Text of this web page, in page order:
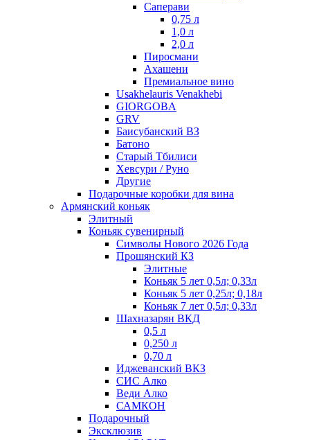
Саперави
0,75 л
1,0 л
2,0 л
Пиросмани
Ахашени
Премиальное вино
Usakhelauris Venakhebi
GIORGOBA
GRV
Баисубанский ВЗ
Батоно
Старый Тбилиси
Хевсури / Руно
Другие
Подарочные коробки для вина
Армянский коньяк
Элитный
Коньяк сувенирный
Символы Нового 2026 Года
Прошянский КЗ
Элитные
Коньяк 5 лет 0,5л; 0,33л
Коньяк 5 лет 0,25л; 0,18л
Коньяк 7 лет 0,5л; 0,33л
Шахназарян ВКД
0,5 л
0,250 л
0,70 л
Иджеванский ВКЗ
СИС Алко
Веди Алко
САМКОН
Подарочный
Эксклюзив